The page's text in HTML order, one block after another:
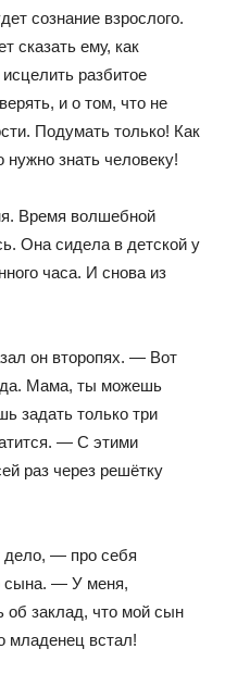
сознание взрослого.
сказать ему, как
разбитое
и о том, что не
Подумать только! Как
нужно знать человеку!
Время волшебной
Она сидела в детской у
часа. И снова из
он второпях. — Вот
Мама, ты можешь
задать только три
— С этими
раз через решётку
дело, — про себя
сына. — У меня,
об заклад, что мой сын
младенец встал!